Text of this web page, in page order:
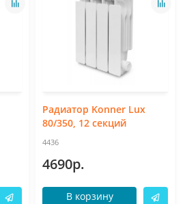
Радиатор Konner Lux
80/350, 12 секций
4436
4690р.
В корзину